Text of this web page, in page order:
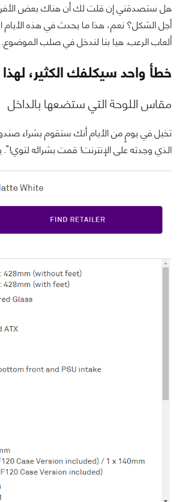
هل ستصدقني إن قلت لك أن هناك بعض الأفراد
أجل الشكل؟ نعم، هذا ما يحدث في هذه الأيام
ألعاب الرعب. هيا بنا لندخل في صلب الموضوع.
خطأ واحد سيكلفك الكثير،
مقاس اللوحة التي ستضعها بالداخل
تخيل في يومٍ من الأيام أنك ستقوم بشراء
الذي وجدته على الإنترنت! قمت بشرائه